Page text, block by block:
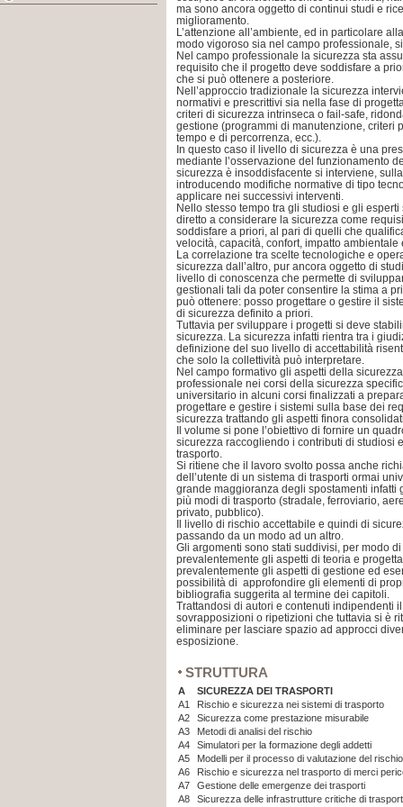
ma sono ancora oggetto di continui studi e
miglioramento.
L’attenzione all’ambiente, ed in particolare
modo vigoroso sia nel campo professionale,
Nel campo professionale la sicurezza sta
requisito che il progetto deve soddisfare a
che si può ottenere a posteriore.
Nell’approccio tradizionale la sicurezza
normativi e prescrittivi sia nella fase di
criteri di sicurezza intrinseca o fail-safe,
gestione (programmi di manutenzione, criteri
tempo e di percorrenza, ecc.).
In questo caso il livello di sicurezza è una
mediante l’osservazione del funzionamento
sicurezza è insoddisfacente si interviene,
introducendo modifiche normative di tipo
applicare nei successivi interventi.
Nello stesso tempo tra gli studiosi e gli
diretto a considerare la sicurezza come
soddisfare a priori, al pari di quelli che
velocità, capacità, confort, impatto ambientale
La correlazione tra scelte tecnologiche e
sicurezza dall’altro, pur ancora oggetto di
livello di conoscenza che permette di
gestionali tali da poter consentire la stima a
può ottenere: posso progettare o gestire il
di sicurezza definito a priori.
Tuttavia per sviluppare i progetti si deve
sicurezza. La sicurezza infatti rientra tra i
definizione del suo livello di accettabilità
che solo la collettività può interpretare.
Nel campo formativo gli aspetti della
professionale nei corsi della sicurezza
universitario in alcuni corsi finalizzati a
progettare e gestire i sistemi sulla base dei
sicurezza trattando gli aspetti finora
Il volume si pone l’obiettivo di fornire un
sicurezza raccogliendo i contributi di studiosi
trasporto.
Si ritiene che il lavoro svolto possa anche
dell’utente di un sistema di trasporti ormai
grande maggioranza degli spostamenti infatti
più modi di trasporto (stradale, ferroviario,
privato, pubblico).
Il livello di rischio accettabile e quindi di
passando da un modo ad un altro.
Gli argomenti sono stati suddivisi, per modo
prevalentemente gli aspetti di teoria e
prevalentemente gli aspetti di gestione ed
possibilità di approfondire gli elementi di
bibliografia suggerita al termine dei capitoli.
Trattandosi di autori e contenuti indipendenti
sovrapposizioni o ripetizioni che tuttavia si è
eliminare per lasciare spazio ad approcci
esposizione.
STRUTTURA
A
SICUREZZA DEI TRASPORTI
A1
Rischio e sicurezza nei sistemi di trasporto
A2
Sicurezza come prestazione misurabile
A3
Metodi di analisi del rischio
A4
Simulatori per la formazione degli addetti
A5
Modelli per il processo di valutazione del
A6
Rischio e sicurezza nel trasporto di merci
A7
Gestione delle emergenze dei trasporti
A8
Sicurezza delle infrastrutture critiche di